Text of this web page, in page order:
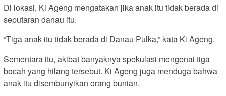
Di lokasi, Ki Ageng mengatakan jika anak itu tidak berada di
seputaran danau itu.
“Tiga anak itu tidak berada di Danau Pulka,” kata Ki Ageng.
Sementara itu, akibat banyaknya spekulasi mengenai tiga
bocah yang hilang tersebut. Ki Ageng juga menduga bahwa
anak itu disembunyikan orang bunian.